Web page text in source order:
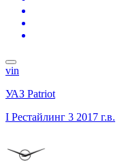
vin
УАЗ Patriot
I Рестайлинг 3 2017 г.в.